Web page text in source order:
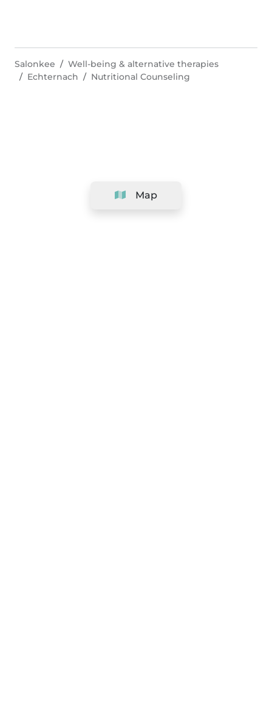
Map
Salonkee
Well-being & alternative therapies
Echternach
Nutritional Counseling